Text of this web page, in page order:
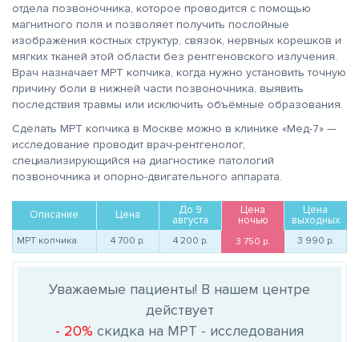
отдела позвоночника, которое проводится с помощью
магнитного поля и позволяет получить послойные
изображения костных структур, связок, нервных корешков и
мягких тканей этой области без рентгеновского излучения.
Врач назначает МРТ копчика, когда нужно установить точную
причину боли в нижней части позвоночника, выявить
последствия травмы или исключить объёмные образования.
Сделать МРТ копчика в Москве можно в клинике «Мед-7» —
исследование проводит врач-рентгенолог,
специализирующийся на диагностике патологий
позвоночника и опорно-двигательного аппарата.
Описание Цена
До 9
августа
Цена
ночью
Цена
выходных
МРТ копчика 4 700 р. 4 200 р. 3 750 р. 3 990 р.
Уважаемые пациенты! В нашем центре
действует
- 20% скидка на МРТ - исследования